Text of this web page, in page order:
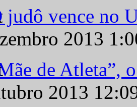
judô vence no
2013
de Atleta”,
2013